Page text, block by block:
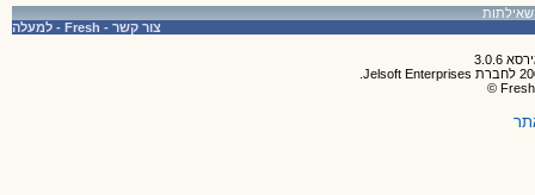
צור קשר -
Fresh
- למעלה